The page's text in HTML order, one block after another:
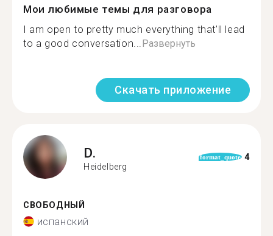
Мои любимые темы для разговора
I am open to pretty much everything that’ll lead
to a good conversation...Развернуть
Скачать приложение
D.
Heidelberg
format_quote 4
СВОБОДНЫЙ
испанский